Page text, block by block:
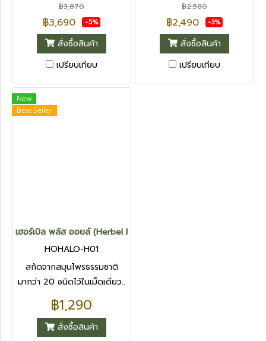
฿3,870
฿3,690 -5%
สั่งซื้อสินค้า
เปรียบเทียบ
฿2,580
฿2,490 -3%
สั่งซื้อสินค้า
เปรียบเทียบ
New
Best Seller
เฮอร์เบิล พลัส ออยล์ (Herbel Plus Oil) 1 กระปุก
HOHALO-H01
สกัดจากสมุนไพรธรรมชาติ
มากว่า 20 ชนิดไว้ในเม็ดเดียว..
฿1,290
สั่งซื้อสินค้า